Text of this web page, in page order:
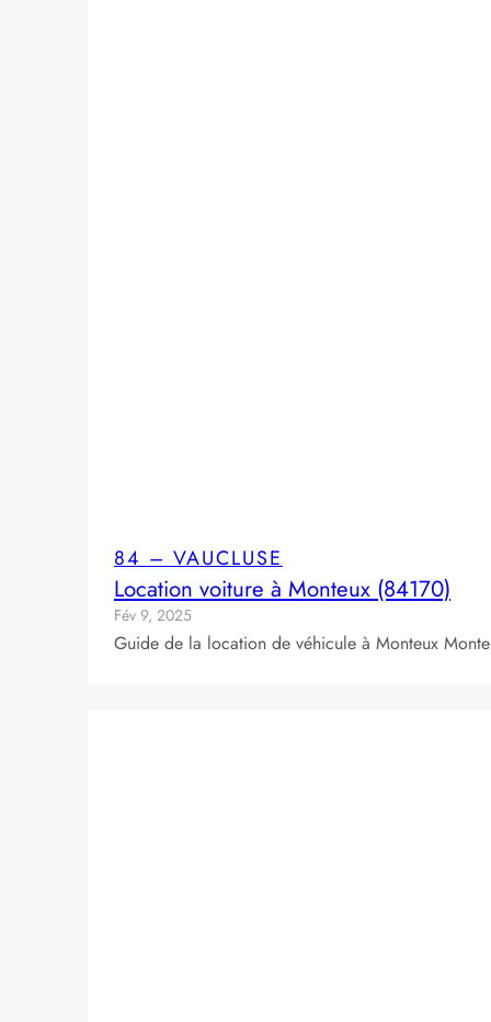
84 – VAUCLUSE
Location voiture à Monteux (84170)
Fév 9, 2025
Guide de la location de véhicule à Monteux